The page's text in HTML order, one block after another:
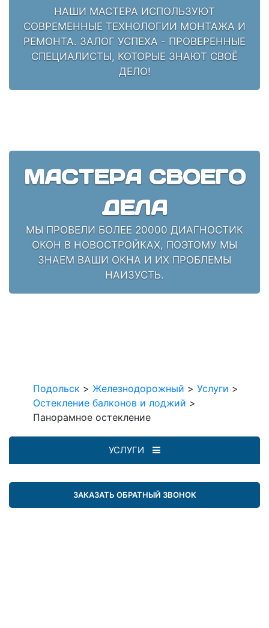
НАШИ МАСТЕРА ИСПОЛЬЗУЮТ
СОВРЕМЕННЫЕ ТЕХНОЛОГИИ МОНТАЖА И
РЕМОНТА. ЗАЛОГ УСПЕХА - ПРОВЕРЕННЫЕ
СПЕЦИАЛИСТЫ, КОТОРЫЕ ЗНАЮТ СВОЁ
ДЕЛО!
МАСТЕРА СВОЕГО
ДЕЛА
МЫ ПРОВЕЛИ БОЛЕЕ 20000 ДИАГНОСТИК
ОКОН В НОВОСТРОЙКАХ, ПОЭТОМУ МЫ
ЗНАЕМ ВАШИ ОКНА И ИХ ПРОБЛЕМЫ
НАИЗУСТЬ.
Подольск > Железнодорожный > Услуги >
Остекление балконов и лоджий >
Панорамное остекление
УСЛУГИ
ЗАКАЗАТЬ ОБРАТНЫЙ ЗВОНОК